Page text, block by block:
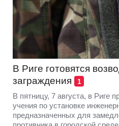
В Риге готовятся
заграждения
1
В пятницу, 7 августа, в Риге
учения по установке
предназначенных для